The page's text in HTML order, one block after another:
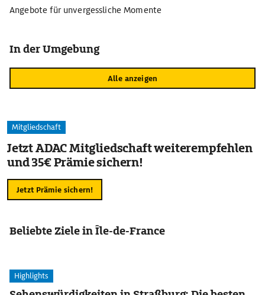
Angebote für unvergessliche Momente
In der Umgebung
Alle anzeigen
Mitgliedschaft
Jetzt ADAC Mitgliedschaft weiterempfehlen
und 35€ Prämie sichern!
Jetzt Prämie sichern!
Beliebte Ziele in Île-de-France
Highlights